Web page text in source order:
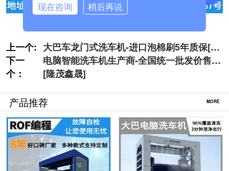
上一个: 大巴车龙门式洗车机-进口泡棉刷5年质保[隆
茂鑫晟]
下一
个：
电脑智能洗车机生产商-全国统一批发价售卖
[隆茂鑫晟]
产品推荐 MORE
现在咨询 稍后再说